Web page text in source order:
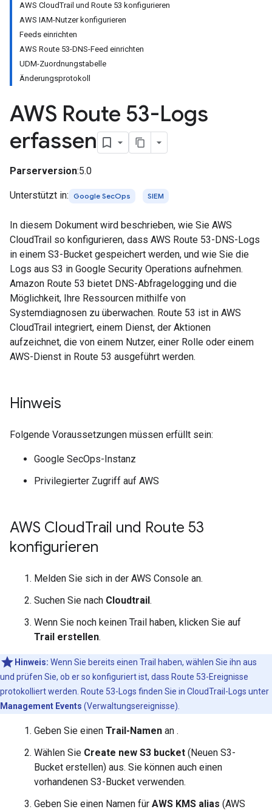
AWS CloudTrail und Route 53 konfigurieren
AWS IAM-Nutzer konfigurieren
Feeds einrichten
AWS Route 53-DNS-Feed einrichten
UDM-Zuordnungstabelle
Änderungsprotokoll
AWS Route 53-Logs
erfassen
Parserversion:5.0
Unterstützt in: Google SecOps SIEM
In diesem Dokument wird beschrieben, wie Sie AWS
CloudTrail so konfigurieren, dass AWS Route 53-DNS-Logs
in einem S3-Bucket gespeichert werden, und wie Sie die
Logs aus S3 in Google Security Operations aufnehmen.
Amazon Route 53 bietet DNS-Abfragelogging und die
Möglichkeit, Ihre Ressourcen mithilfe von
Systemdiagnosen zu überwachen. Route 53 ist in AWS
CloudTrail integriert, einem Dienst, der Aktionen
aufzeichnet, die von einem Nutzer, einer Rolle oder einem
AWS-Dienst in Route 53 ausgeführt werden.
Hinweis
Folgende Voraussetzungen müssen erfüllt sein:
Google SecOps-Instanz
Privilegierter Zugriff auf AWS
AWS CloudTrail und Route 53
konfigurieren
Melden Sie sich in der AWS Console an.
Suchen Sie nach Cloudtrail.
Wenn Sie noch keinen Trail haben, klicken Sie auf
Trail erstellen.
Hinweis: Wenn Sie bereits einen Trail haben, wählen Sie ihn aus
und prüfen Sie, ob er so konfiguriert ist, dass Route 53-Ereignisse
protokolliert werden. Route 53-Logs finden Sie in CloudTrail-Logs unter
Management Events (Verwaltungsereignisse).
Geben Sie einen Trail-Namen an .
Wählen Sie Create new S3 bucket (Neuen S3-
Bucket erstellen) aus. Sie können auch einen
vorhandenen S3-Bucket verwenden.
Geben Sie einen Namen für AWS KMS alias (AWS